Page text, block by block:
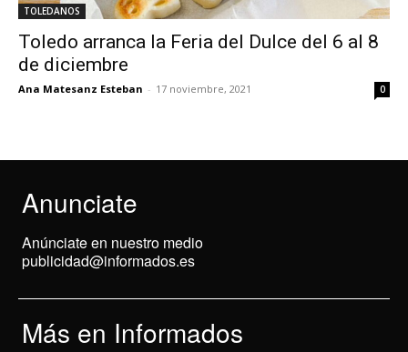
TOLEDANOS
Toledo arranca la Feria del Dulce del 6 al 8
de diciembre
Ana Matesanz Esteban - 17 noviembre, 2021 0
Anunciate
Anúnciate en nuestro medio
publicidad@informados.es
Más en Informados